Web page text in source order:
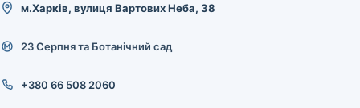
м.Харків, вулиця Вартових Неба, 38
23 Серпня та Ботанічний сад
+380 66 508 2060